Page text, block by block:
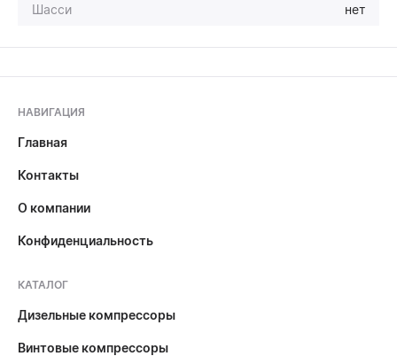
Шасси нет
НАВИГАЦИЯ
Главная
Контакты
О компании
Конфиденциальность
КАТАЛОГ
Дизельные компрессоры
Винтовые компрессоры